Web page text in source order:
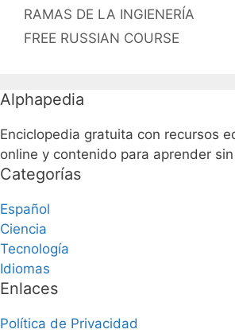
RAMAS DE LA INGIENERÍA
FREE RUSSIAN COURSE
Alphapedia
Enciclopedia gratuita con recursos
online y contenido para aprender
Categorías
Español
Ciencia
Tecnología
Idiomas
Enlaces
Política de Privacidad